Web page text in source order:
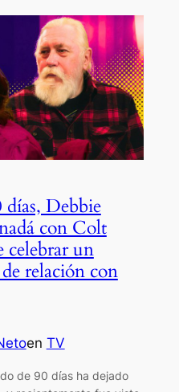
Debbie
con Colt
celebrar un
relación con
en TV
de 90 días ha dejado